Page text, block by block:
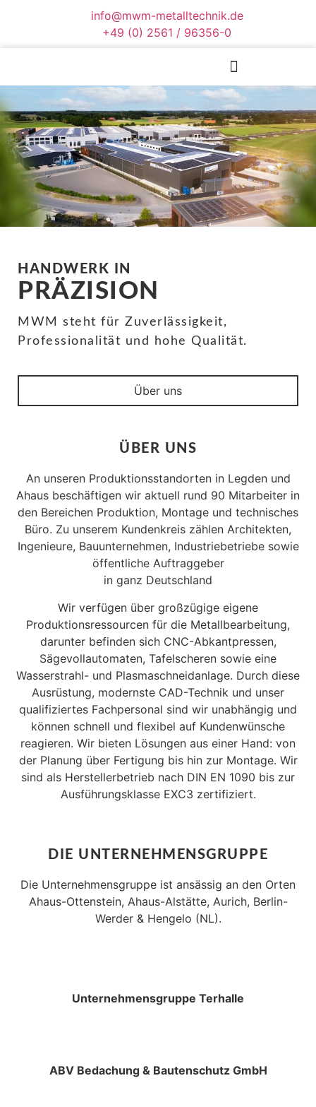
info@mwm-metalltechnik.de
+49 (0) 2561 / 96356-0
HANDWERK IN
PRÄZISION
MWM steht für Zuverlässigkeit,
Professionalität und hohe Qualität.
Über uns
ÜBER UNS
An unseren Produktionsstandorten in Legden und
Ahaus beschäftigen wir aktuell rund 90 Mitarbeiter in
den Bereichen Produktion, Montage und technisches
Büro. Zu unserem Kundenkreis zählen Architekten,
Ingenieure, Bauunternehmen, Industriebetriebe sowie
öffentliche Auftraggeber
in ganz Deutschland
Wir verfügen über großzügige eigene
Produktionsressourcen für die Metallbearbeitung,
darunter befinden sich CNC-Abkantpressen,
Sägevollautomaten, Tafelscheren sowie eine
Wasserstrahl- und Plasmaschneidanlage. Durch diese
Ausrüstung, modernste CAD-Technik und unser
qualifiziertes Fachpersonal sind wir unabhängig und
können schnell und flexibel auf Kundenwünsche
reagieren. Wir bieten Lösungen aus einer Hand: von
der Planung über Fertigung bis hin zur Montage. Wir
sind als Herstellerbetrieb nach DIN EN 1090 bis zur
Ausführungsklasse EXC3 zertifiziert.
DIE UNTERNEHMENSGRUPPE
Die Unternehmensgruppe ist ansässig an den Orten
Ahaus-Ottenstein, Ahaus-Alstätte, Aurich, Berlin-
Werder & Hengelo (NL).
Unternehmensgruppe Terhalle
ABV Bedachung & Bautenschutz GmbH